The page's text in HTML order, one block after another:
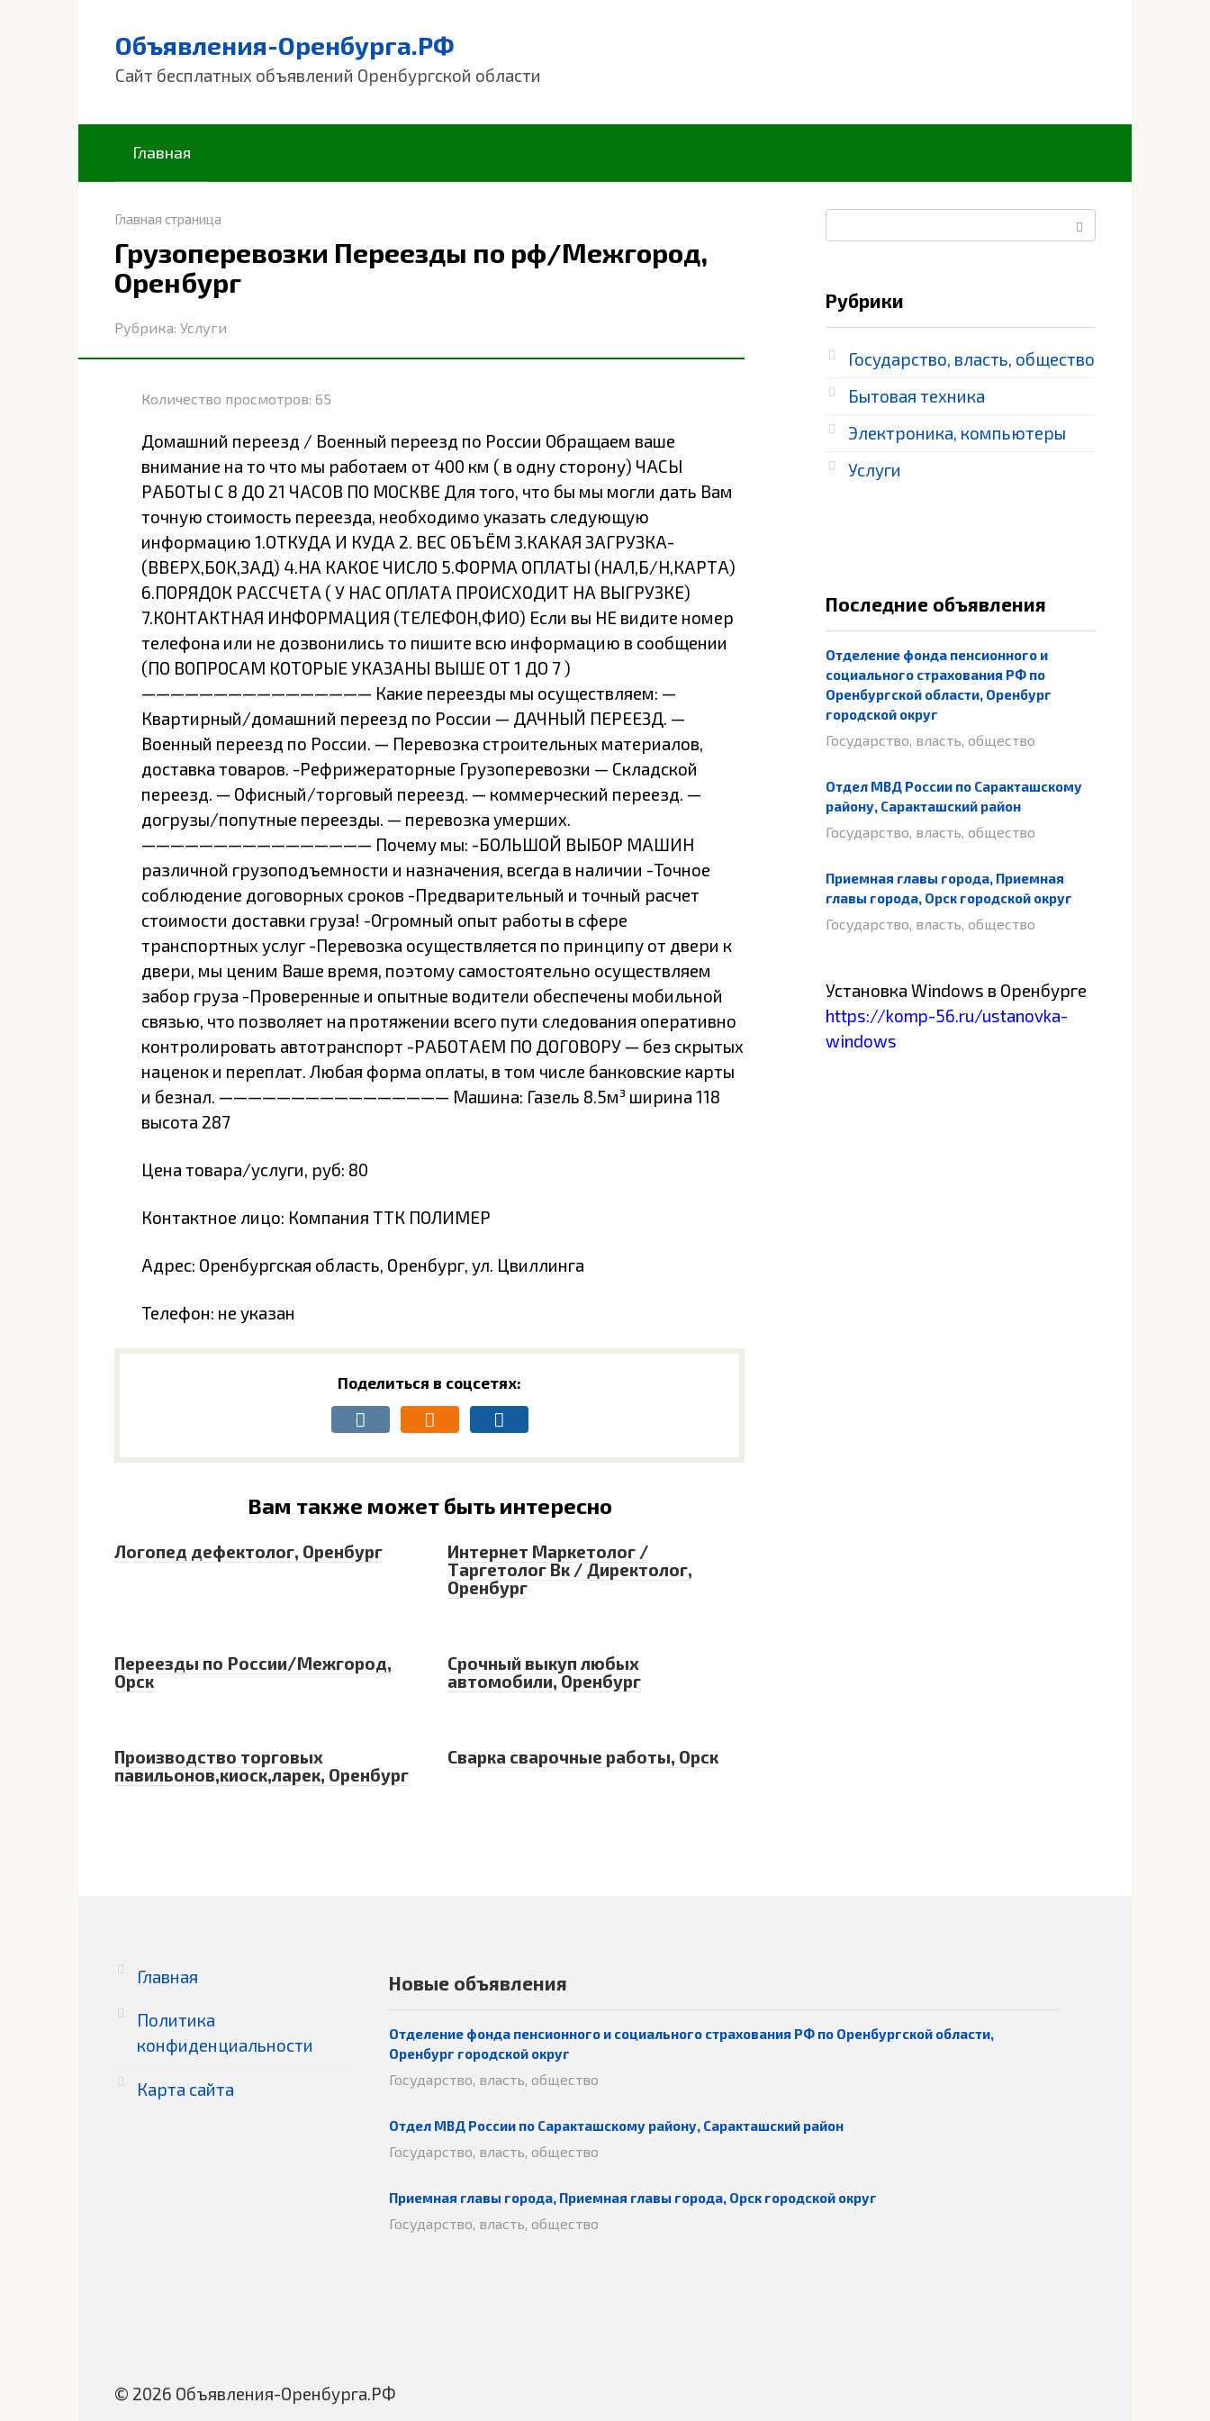
Объявления-Оренбурга.РФ
Сайт бесплатных объявлений Оренбургской области
Главная
Главная страница
Грузоперевозки Переезды по рф/Межгород,
Оренбург
Рубрика: Услуги
Количество просмотров: 65
Домашний переезд / Военный переезд по России Обращаем ваше
внимание на то что мы работаем от 400 км ( в одну сторону) ЧАСЫ
РАБОТЫ С 8 ДО 21 ЧАСОВ ПО МОСКВЕ Для того, что бы мы могли дать Вам
точную стоимость переезда, необходимо указать следующую
информацию 1.ОТКУДА И КУДА 2. ВЕС ОБЪЁМ 3.КАКАЯ ЗАГРУЗКА-
(ВВЕРХ,БОК,ЗАД) 4.НА КАКОЕ ЧИСЛО 5.ФОРМА ОПЛАТЫ (НАЛ,Б/Н,КАРТА)
6.ПОРЯДОК РАССЧЕТА ( У НАС ОПЛАТА ПРОИСХОДИТ НА ВЫГРУЗКЕ)
7.КОНТАКТНАЯ ИНФОРМАЦИЯ (ТЕЛЕФОН,ФИО) Если вы НЕ видите номер
телефона или не дозвонились то пишите всю информацию в сообщении
(ПО ВОПРОСАМ КОТОРЫЕ УКАЗАНЫ ВЫШЕ ОТ 1 ДО 7 )
———————————————— Какие переезды мы осуществляем: —
Квартирный/домашний переезд по России — ДАЧНЫЙ ПЕРЕЕЗД. —
Военный переезд по России. — Перевозка строитель­ных материалов,
доста­вка товаров. -Рефрижераторные Грузоперевозки — Складской
переезд. — Офисный/торговый переезд. — коммерческий переезд. —
догрузы/попутные переезды. — перевозка умерших.
———————————————— Почему мы: -БОЛЬШОЙ ВЫБОР МАШИН
различной грузоподъемности и назначения, всегда в наличии -Точное
соблюдение договорных сроков -Предварительный и точный расчет
стоимости доставки груза! -Огромный опыт работы в сфере
транспортных услуг -Перевозка осуществляется по принципу от двери к
двери, мы ценим Ваше время, поэтому самостоятельно осуществляем
забор груза -Проверенные и опытные водители обеспечены мобильной
связью, что позволяет на протяжении всего пути следования оперативно
контролировать автотранспорт -РАБОТАЕМ ПО ДОГОВОРУ — без скрытых
наценок и переплат. Любая форма оплаты, в том числе банковские карты
и безнал. ———————————————— Машина: Газель 8.5м³ ширина 118
высота 287
Цена товара/услуги, руб: 80
Контактное лицо: Компания ТТК ПОЛИМЕР
Адрес: Оренбургская область, Оренбург, ул. Цвиллинга
Телефон: не указан
Поделиться в соцсетях:
Вам также может быть интересно
Логопед дефектолог, Оренбург
Интернет Маркетолог /
Таргетолог Вк / Директолог,
Оренбург
Переезды по России/Межгород,
Орск
Срочный выкуп любых
автомобили, Оренбург
Производство торговых
павильонов,киоск,ларек, Оренбург
Сварка сварочные работы, Орск
Рубрики
Государство, власть, общество
Бытовая техника
Электроника, компьютеры
Услуги
Последние объявления
Отделение фонда пенсионного и
социального страхования РФ по
Оренбургской области, Оренбург
городской округ
Государство, власть, общество
Отдел МВД России по Саракташскому
району, Саракташский район
Государство, власть, общество
Приемная главы города, Приемная
главы города, Орск городской округ
Государство, власть, общество
Установка Windows в Оренбурге
https://komp-56.ru/ustanovka-
windows
Главная
Политика
конфиденциальности
Карта сайта
Новые объявления
Отделение фонда пенсионного и социального страхования РФ по Оренбургской области,
Оренбург городской округ
Государство, власть, общество
Отдел МВД России по Саракташскому району, Саракташский район
Государство, власть, общество
Приемная главы города, Приемная главы города, Орск городской округ
Государство, власть, общество
© 2026 Объявления-Оренбурга.РФ